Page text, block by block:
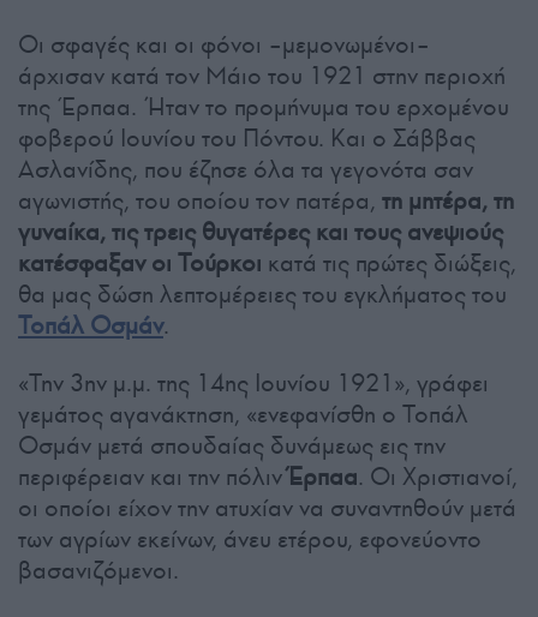
Οι σφαγές και οι φόνοι –μεμονωμένοι–
άρχισαν κατά τον Μάιο του 1921 στην περιοχή
της Έρπαα. Ήταν το προμήνυμα του ερχομένου
φοβερού Ιουνίου του Πόντου. Και ο Σάββας
Ασλανίδης, που έζησε όλα τα γεγονότα σαν
αγωνιστής, του οποίου τον πατέρα, τη μητέρα, τη
γυναίκα, τις τρεις θυγατέρες και τους ανεψιούς
κατέσφαξαν οι Τούρκοι κατά τις πρώτες διώξεις,
θα μας δώση λεπτομέρειες του εγκλήματος του
Τοπάλ Οσμάν.
«Την 3ην μ.μ. της 14ης Ιουνίου 1921», γράφει
γεμάτος αγανάκτηση, «ενεφανίσθη ο Τοπάλ
Οσμάν μετά σπουδαίας δυνάμεως εις την
περιφέρειαν και την πόλινΈρπαα. Οι Χριστιανοί,
οι οποίοι είχον την ατυχίαν να συναντηθούν μετά
των αγρίων εκείνων, άνευ ετέρου, εφονεύοντο
βασανιζόμενοι.